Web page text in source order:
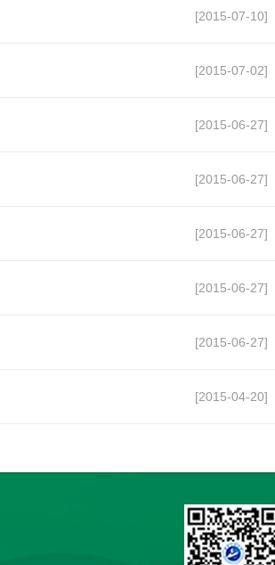
[2015-07-10]
[2015-07-02]
[2015-06-27]
[2015-06-27]
[2015-06-27]
[2015-06-27]
[2015-06-27]
[2015-04-20]